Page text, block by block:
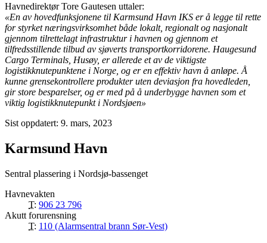
Havnedirektør Tore Gautesen uttaler:
«En av hovedfunksjonene til Karmsund Havn IKS er å legge til rette
for styrket næringsvirksomhet både lokalt, regionalt og nasjonalt
gjennom tilrettelagt infrastruktur i havnen og gjennom et
tilfredsstillende tilbud av sjøverts transportkorridorene. Haugesund
Cargo Terminals, Husøy, er allerede et av de viktigste
logistikknutepunktene i Norge, og er en effektiv havn å anløpe. Å
kunne grensekontrollere produkter uten deviasjon fra hovedleden,
gir store besparelser, og er med på å underbygge havnen som et
viktig logistikknutepunkt i Nordsjøen»
Sist oppdatert: 9. mars, 2023
Karmsund Havn
Sentral plassering i Nordsjø-bassenget
Havnevakten
T: 906 23 796
Akutt forurensning
T: 110 (Alarmsentral brann Sør-Vest)